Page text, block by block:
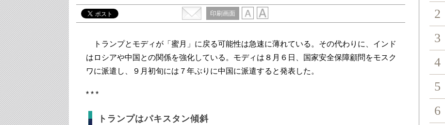
印刷画面
トランプとモディが「蜜月」に戻る可能性は急速に薄れている。その代わりに、インド
はロシアや中国との関係を強化している。モディは８月６日、国家安全保障顧問をモスク
ワに派遣し、９月初旬には７年ぶりに中国に派遣すると発表した。
* * *
トランプはパキスタン傾斜
2
3
4
5
6